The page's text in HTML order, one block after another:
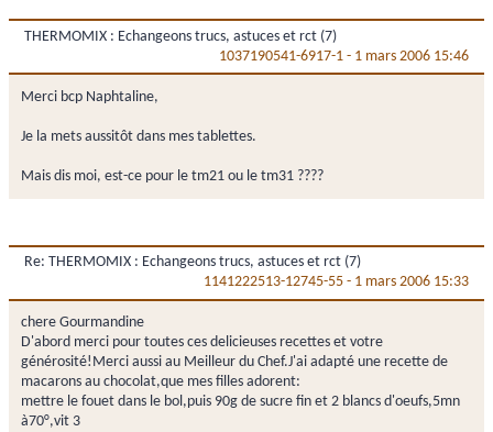
THERMOMIX : Echangeons trucs, astuces et rct (7)
1037190541-6917-1 - 1 mars 2006 15:46
Merci bcp Naphtaline,
Je la mets aussitôt dans mes tablettes.
Mais dis moi, est-ce pour le tm21 ou le tm31 ????
Re: THERMOMIX : Echangeons trucs, astuces et rct (7)
1141222513-12745-55 - 1 mars 2006 15:33
chere Gourmandine
D'abord merci pour toutes ces delicieuses recettes et votre
générosité!Merci aussi au Meilleur du Chef.J'ai adapté une recette de
macarons au chocolat,que mes filles adorent:
mettre le fouet dans le bol,puis 90g de sucre fin et 2 blancs d'oeufs,5mn
à70°,vit 3